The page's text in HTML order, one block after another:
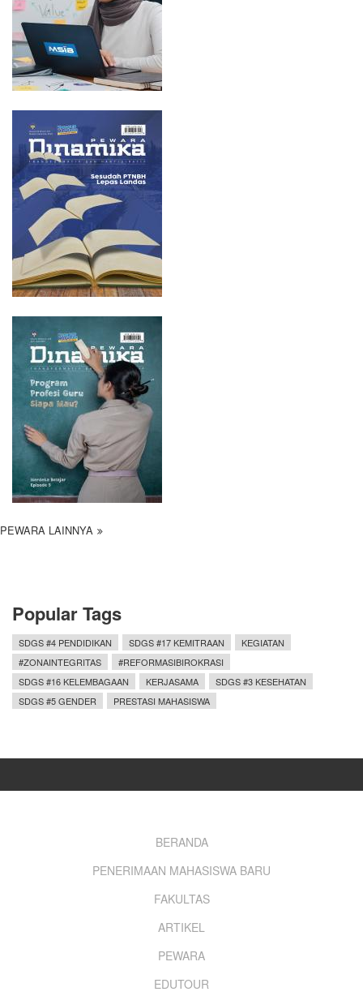
PEWARA LAINNYA
Popular Tags
SDGS #4 PENDIDIKAN SDGS #17 KEMITRAAN
KEGIATAN
#ZONAINTEGRITAS
#REFORMASIBIROKRASI
SDGS #16 KELEMBAGAAN
KERJASAMA
SDGS #3 KESEHATAN
SDGS #5 GENDER
PRESTASI MAHASISWA
BERANDA
PENERIMAAN MAHASISWA BARU
FAKULTAS
ARTIKEL
PEWARA
EDUTOUR